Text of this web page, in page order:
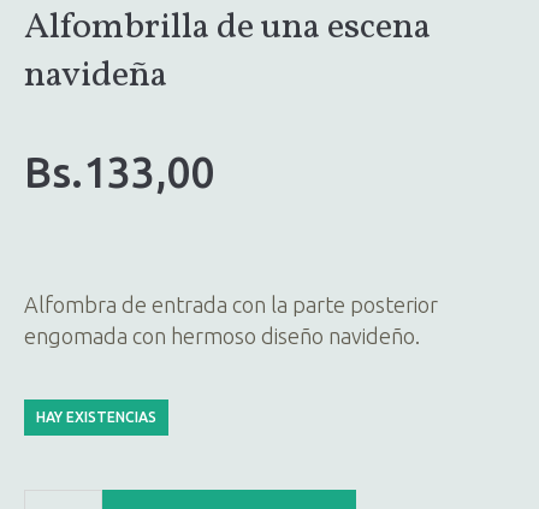
Alfombrilla de una escena
navideña
Bs.133,00
Alfombra de entrada con la parte posterior
engomada con hermoso diseño navideño.
HAY EXISTENCIAS